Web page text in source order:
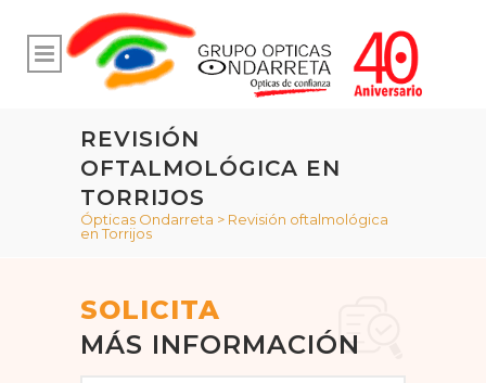
REVISIÓN
OFTALMOLÓGICA EN
TORRIJOS
Ópticas Ondarreta > Revisión oftalmológica
en Torrijos
SOLICITA
MÁS INFORMACIÓN